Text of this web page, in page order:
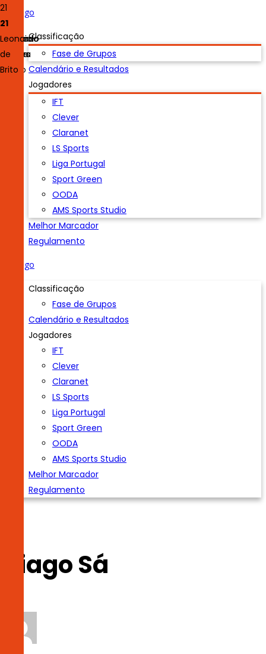
Classificação
Fase de Grupos
Calendário e Resultados
Jogadores
IFT
Clever
Claranet
LS Sports
Liga Portugal
Sport Green
OODA
AMS Sports Studio
Melhor Marcador
Regulamento
Classificação
Fase de Grupos
Calendário e Resultados
Jogadores
IFT
Clever
Claranet
LS Sports
Liga Portugal
Sport Green
OODA
AMS Sports Studio
Melhor Marcador
Regulamento
Tiago Sá
7
7
António
Lopes
20
20
Duarte
Félix
4
4Luís
Machado
10
10
Pedro
Ferreira
23
23
Nuno
Pereira
16
16
Celso
Simões
27
27
João
Pedro
Araújo
21
21
Leonardo
de
Brito